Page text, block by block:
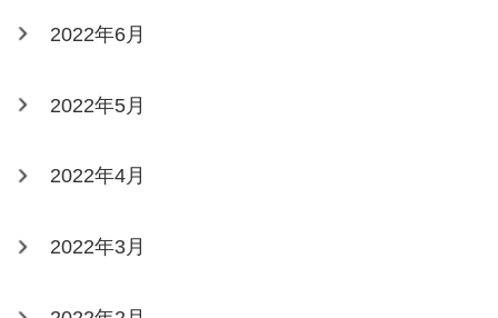
2022年6月
2022年5月
2022年4月
2022年3月